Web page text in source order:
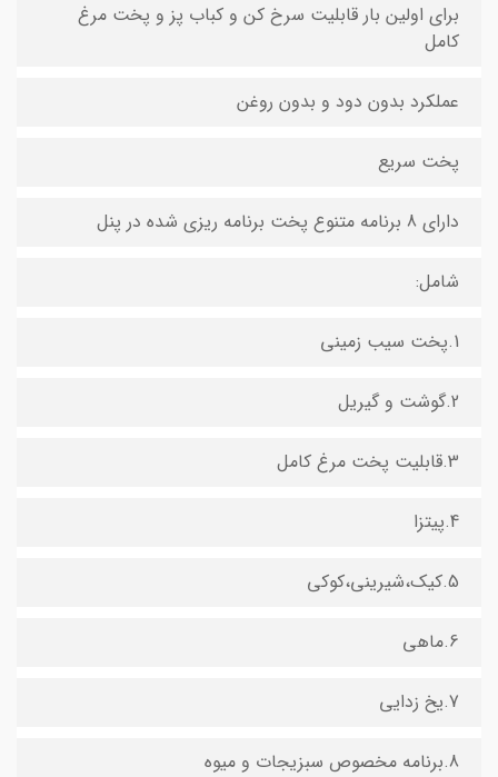
برای اولین بار قابلیت سرخ کن و کباب پز و پخت مرغ
کامل
عملکرد بدون دود و بدون روغن
پخت سریع
دارای 8 برنامه متنوع پخت برنامه ریزی شده در پنل
شامل:
1.پخت سیب زمینی
2.گوشت و گیریل
3.قابلیت پخت مرغ کامل
4.پیتزا
5.کیک،شیرینی،کوکی
6.ماهی
7.یخ زدایی
8.برنامه مخصوص سبزیجات و میوه